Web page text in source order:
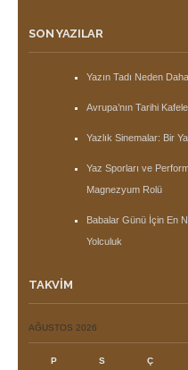
SON YAZILAR
Yazın Tadı Neden
Avrupa’nın Tarihi
Yazlık Sinemalar: Bir
Yaz Sporları ve
Magnezyum Rolü
Babalar Günü İçin En
Yolculuk
TAKVIM
AĞUSTOS 2026
P S Ç